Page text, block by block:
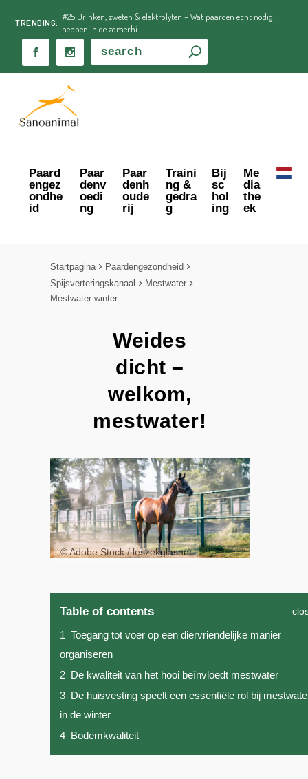
TRENDING:
#25 Drinken, zweten & elektrolyten – Wat paarden echt nodig
hebben in de zomerhi...
Paard
engez
ondhe
id
Paar
denv
oedi
ng
Paar
denh
oude
rij
Traini
ng &
gedra
g
Bij
sc
hol
ing
Me
dia
the
ek
Startpagina
Paardengezondheid
Spijsverteringskanaal
Mestwater
Mestwater winter
Weides
dicht –
welkom,
mestwater!
© Adobe Stock / leszekglasner
Table of contents
1 Toegang tot voer op een diervriendelijke manier
organiseren
2 De kwaliteit van het hooi beïnvloedt mestwater
3 De huisvesting speelt een essentiële rol bij
in de winter
4 Bodemkwaliteit